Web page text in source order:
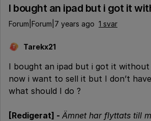
I bought an ipad but i got it
Forum|Forum|7 years ago 1 svar
T Tarekx21
I bought an ipad but i got it without
now i want to sell it but I don’t
what should I do ?
[Redigerat] - Ämnet har flyttats till